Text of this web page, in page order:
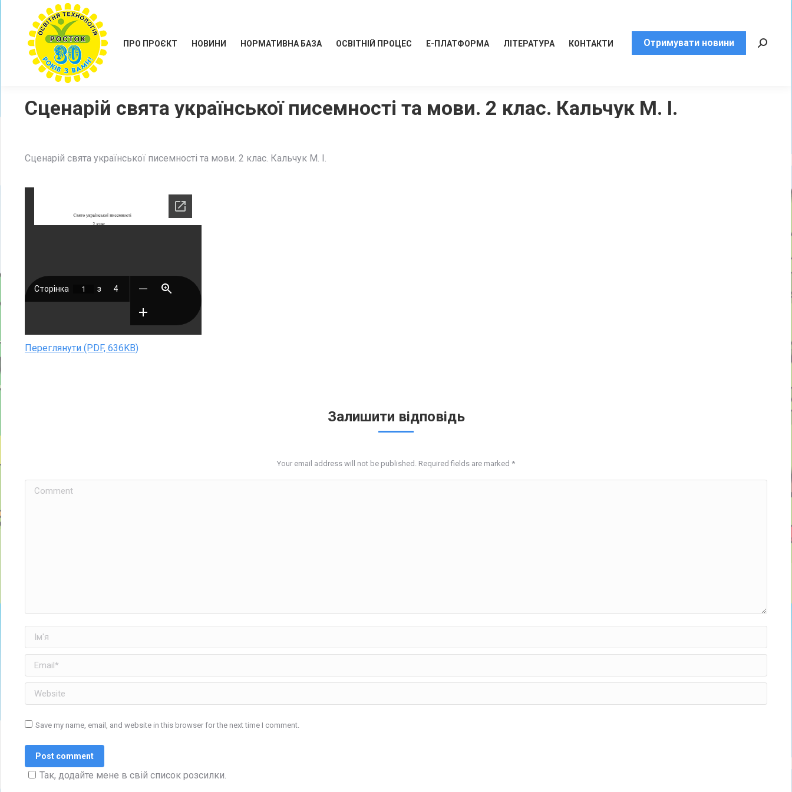
ПРО ПРОЄКТ НОВИНИ НОРМАТИВНА БАЗА ОСВІТНІЙ ПРОЦЕС Е-ПЛАТФОРМА ЛІТЕРАТУРА КОНТАКТИ Отримувати новини Пошук:
Сценарій свята української писемності та мови. 2 клас. Кальчук М. І.
Сценарій свята української писемності та мови. 2 клас. Кальчук М. І.
Переглянути (PDF, 636KB)
Залишити відповідь
Your email address will not be published. Required fields are marked *
Comment
Ім'я
Email *
Website
Save my name, email, and website in this browser for the next time I comment.
Post comment
Так, додайте мене в свій список розсилки.